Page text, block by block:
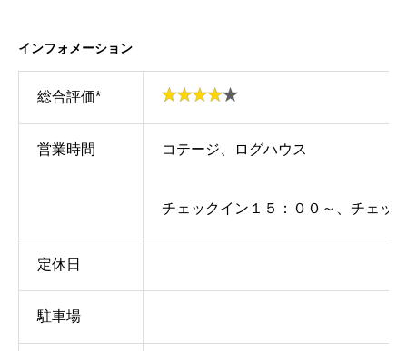
インフォメーション
総合評価*
営業時間 コテージ、ログハウス
チェックイン１５：００～、チェッ
定休日
駐車場